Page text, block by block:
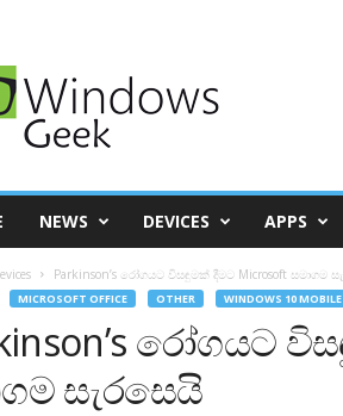
NEWS DEVICES APPS
Parkinson’s රෝගයට විසඳුමක් දීමට Microsoft සමාගම
MICROSOFT OFFICE OTHER WINDOWS 10 MOBILE
රෝගයට
සැරසෙයි